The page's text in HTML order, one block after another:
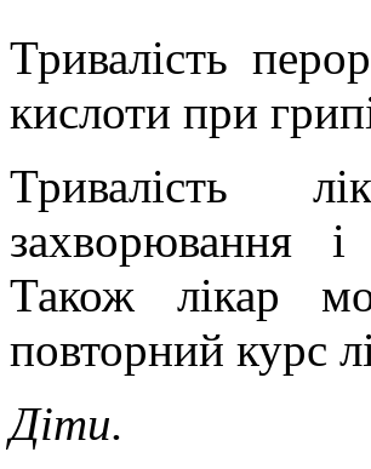
Тривалість
кислоти при
Тривалість
захворювання і
Також лікар
повторний курс
Діти.